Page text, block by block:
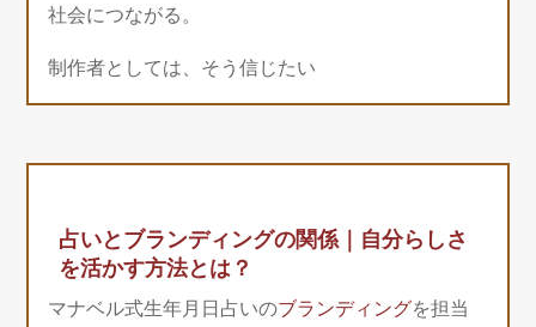
社会につながる。
制作者としては、そう信じたい
占いとブランディングの関係｜自分らしさ
を活かす方法とは？
マナベル式生年月日占いのブランディングを担当